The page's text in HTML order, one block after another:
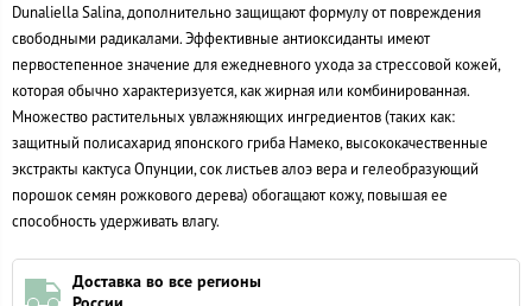
Dunaliella Salina, дополнительно защищают формулу от повреждения
свободными радикалами. Эффективные антиоксиданты имеют
первостепенное значение для ежедневного ухода за стрессовой кожей,
которая обычно характеризуется, как жирная или комбинированная.
Множество растительных увлажняющих ингредиентов (таких как:
защитный полисахарид японского гриба Намеко, высококачественные
экстракты кактуса Опунции, сок листьев алоэ вера и гелеобразующий
порошок семян рожкового дерева) обогащают кожу, повышая ее
способность удерживать влагу.
Доставка во все регионы